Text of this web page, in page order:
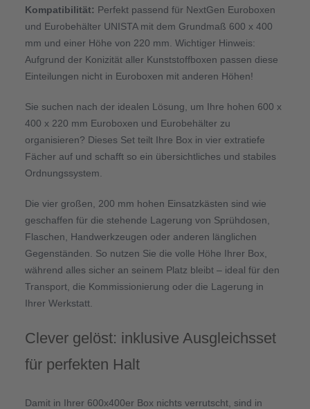
Kompatibilität: Perfekt passend für NextGen Euroboxen
und Eurobehälter UNISTA mit dem Grundmaß 600 x 400
mm und einer Höhe von 220 mm. Wichtiger Hinweis:
Aufgrund der Konizität aller Kunststoffboxen passen diese
Einteilungen nicht in Euroboxen mit anderen Höhen!
Sie suchen nach der idealen Lösung, um Ihre hohen 600 x
400 x 220 mm Euroboxen und Eurobehälter zu
organisieren? Dieses Set teilt Ihre Box in vier extratiefe
Fächer auf und schafft so ein übersichtliches und stabiles
Ordnungssystem.
Die vier großen, 200 mm hohen Einsatzkästen sind wie
geschaffen für die stehende Lagerung von Sprühdosen,
Flaschen, Handwerkzeugen oder anderen länglichen
Gegenständen. So nutzen Sie die volle Höhe Ihrer Box,
während alles sicher an seinem Platz bleibt – ideal für den
Transport, die Kommissionierung oder die Lagerung in
Ihrer Werkstatt.
Clever gelöst: inklusive Ausgleichsset
für perfekten Halt
Damit in Ihrer 600x400er Box nichts verrutscht, sind in